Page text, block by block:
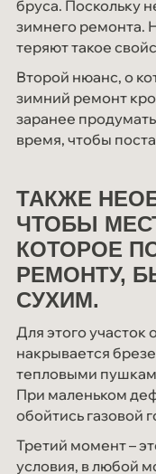
бруса. Поскольку
зимнего ремонта.
теряют такое
Второй нюанс, о
зимний ремонт
заранее
время, чтобы
ТАКЖЕ
ЧТОБЫ
КОТОРОЕ
РЕМОНТУ,
СУХИМ.
Для этого участок
накрывается
тепловыми
При маленьком
обойтись газовой
Третий момент –
условия, в любой